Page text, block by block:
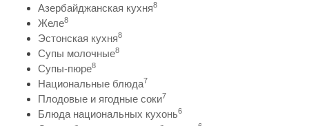
Азербайджанская кухня8
Желе8
Эстонская кухня8
Супы молочные8
Супы-пюре8
Национальные блюда7
Плодовые и ягодные соки7
Блюда национальных кухонь6